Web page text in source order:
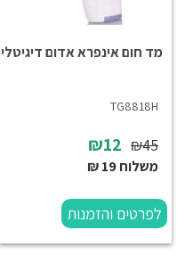
מד חום אינפרא אדום דיגיטלי
TG8818H
₪12 ₪45
משלוח 19 ₪
לפרטים והזמנות